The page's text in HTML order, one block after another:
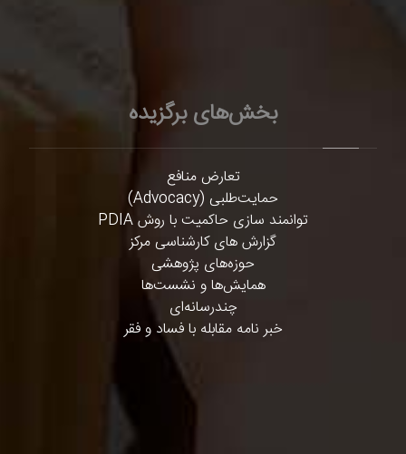
بخش‌های برگزیده
تعارض منافع
حمایت‌طلبی (Advocacy)
توانمند سازی حاکمیت با روش PDIA
گزارش های کارشناسی مرکز
حوزه‌های پژوهشی
همایش‌ها و نشست‌ها
چندرسانه‌ای
خبر نامه مقابله با فساد و فقر